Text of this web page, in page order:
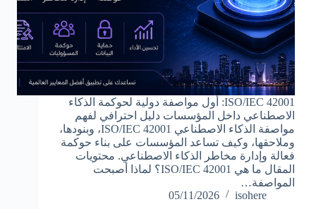
ISO/IEC 42001: أول مواصفة دولية لحوكمة الذكاء
الاصطناعي داخل المؤسسات دليل احترافي لفهم
مواصفة الذكاء الاصطناعي ISO/IEC 42001، وبنودها،
وملاحقها، وكيف تساعد المؤسسات على بناء حوكمة
فعالة وإدارة مخاطر الذكاء الاصطناعي. محتويات
المقال ما هي ISO/IEC 42001؟ لماذا أصبحت
المواصفة…
isohere
05/11/2026